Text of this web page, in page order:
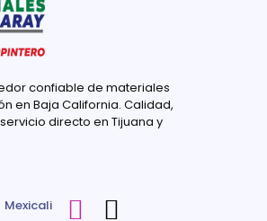
confiable de materiales
en Baja California. Calidad,
directo en Tijuana y
Mexicali